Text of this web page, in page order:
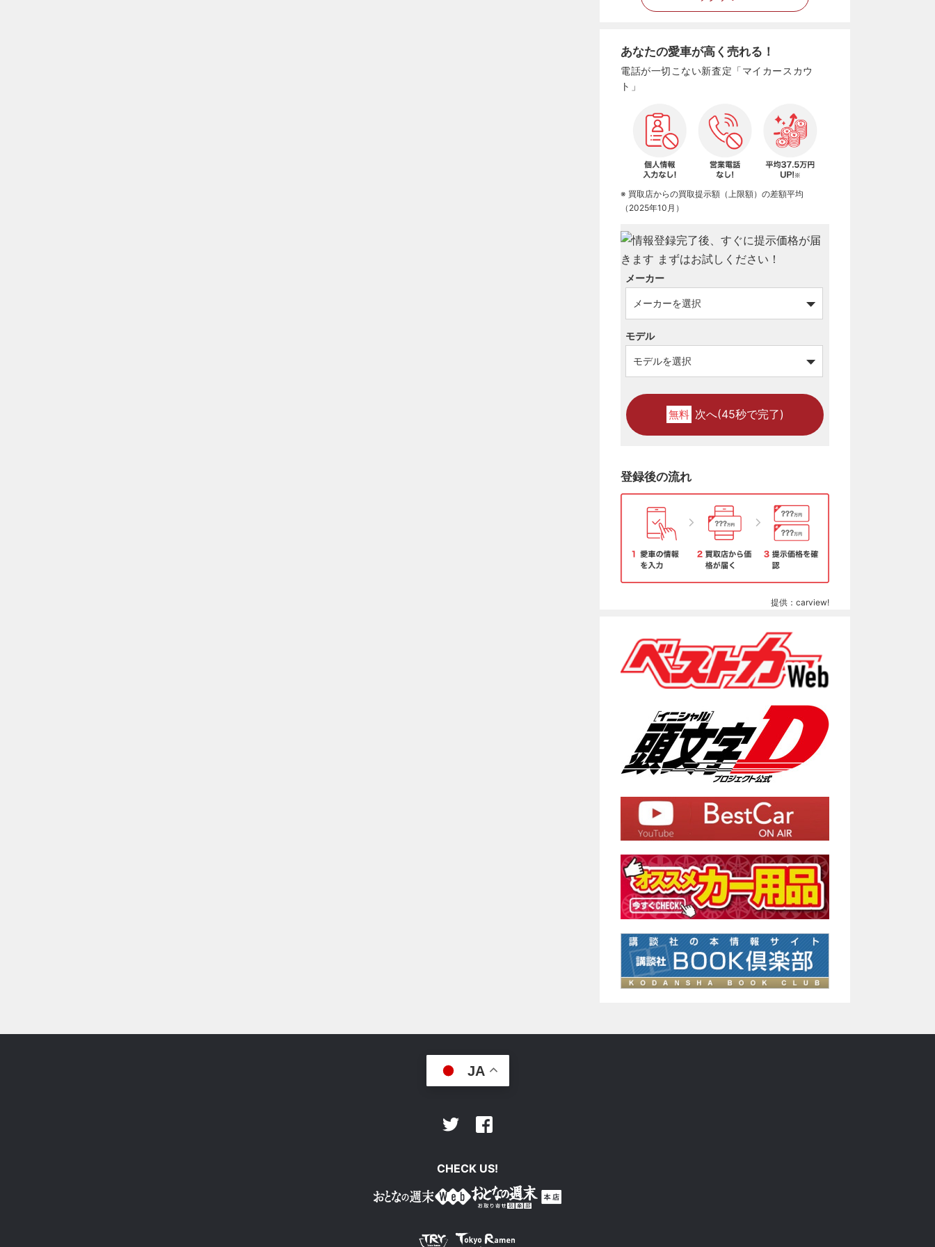
あなたの愛車が高く売れる！
電話が一切こない新査定「マイカースカウ
ト」
※ 買取店からの買取提示額（上限額）の差額平均
（2025年10月）
メーカー
モデル
無料 次へ(45秒で完了)
登録後の流れ
提供：carview!
JA
Twitter
CHECK US!